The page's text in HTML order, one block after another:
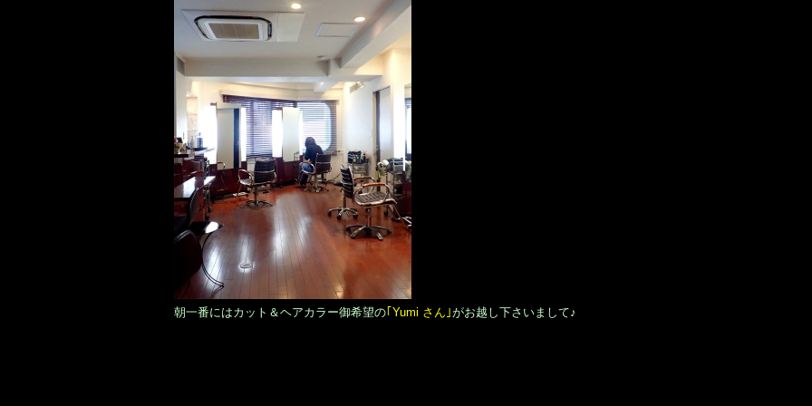
朝一番にはカット＆ヘアカラー御希望の｢Yumi さん｣がお越し下さいまして♪